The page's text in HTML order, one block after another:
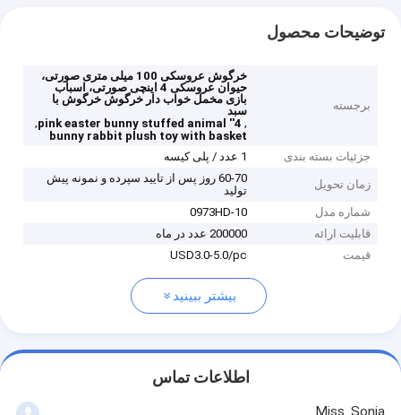
توضیحات محصول
برجسته
خرگوش عروسکی 100 میلی متری صورتی،
حیوان عروسکی 4 اینچی صورتی، اسباب
بازی مخمل خواب دار خرگوش خرگوش با
سبد
,
4'' pink easter bunny stuffed animal
,
bunny rabbit plush toy with basket
جزئیات بسته بندی
1 عدد / پلی کیسه
زمان تحویل
60-70 روز پس از تایید سپرده و نمونه پیش
تولید
شماره مدل
0973HD-10
قابلیت ارائه
200000 عدد در ماه
قیمت
USD3.0-5.0/pc
بیشتر ببینید
اطلاعات تماس
Miss. Sonia